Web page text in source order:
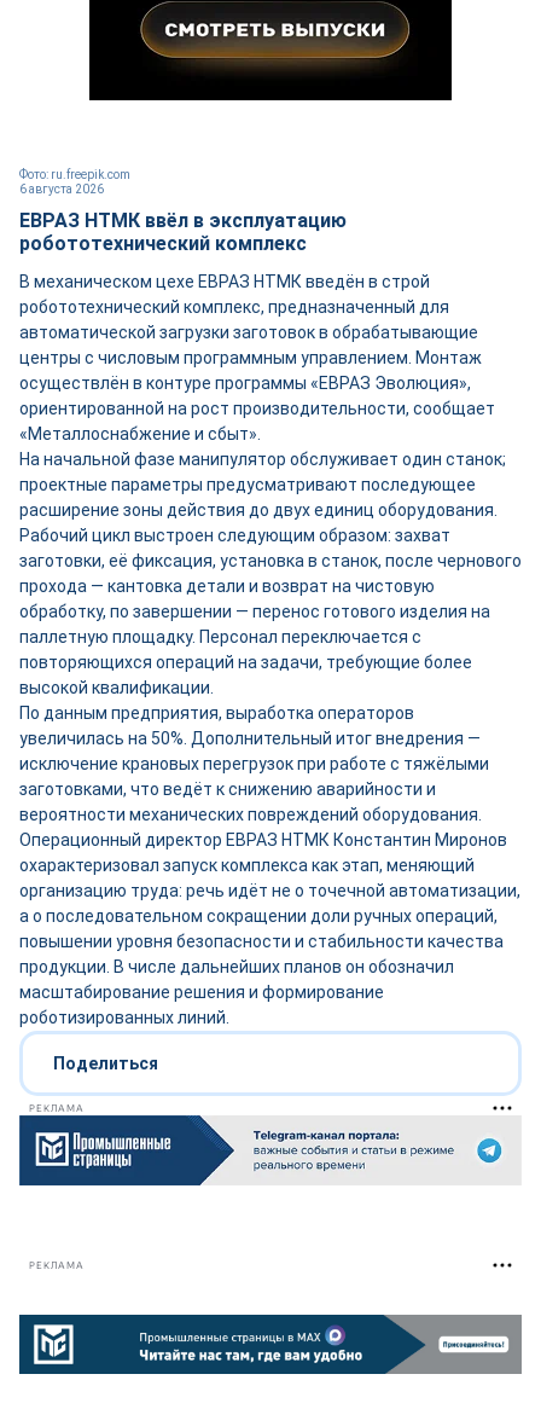
6 августа 2026
Фото: ru.freepik.com
ЕВРАЗ НТМК ввёл в эксплуатацию
робототехнический комплекс
В механическом цехе ЕВРАЗ НТМК введён в строй
робототехнический комплекс, предназначенный для
автоматической загрузки заготовок в обрабатывающие
центры с числовым программным управлением. Монтаж
осуществлён в контуре программы «ЕВРАЗ Эволюция»,
ориентированной на рост производительности, сообщает
«Металлоснабжение и сбыт».
На начальной фазе манипулятор обслуживает один станок;
проектные параметры предусматривают последующее
расширение зоны действия до двух единиц оборудования.
Рабочий цикл выстроен следующим образом: захват
заготовки, её фиксация, установка в станок, после чернового
прохода — кантовка детали и возврат на чистовую
обработку, по завершении — перенос готового изделия на
паллетную площадку. Персонал переключается с
повторяющихся операций на задачи, требующие более
высокой квалификации.
По данным предприятия, выработка операторов
увеличилась на 50%. Дополнительный итог внедрения —
исключение крановых перегрузок при работе с тяжёлыми
заготовками, что ведёт к снижению аварийности и
вероятности механических повреждений оборудования.
Операционный директор ЕВРАЗ НТМК Константин Миронов
охарактеризовал запуск комплекса как этап, меняющий
организацию труда: речь идёт не о точечной автоматизации,
а о последовательном сокращении доли ручных операций,
повышении уровня безопасности и стабильности качества
продукции. В числе дальнейших планов он обозначил
масштабирование решения и формирование
роботизированных линий.
Поделиться
РЕКЛАМА
РЕКЛАМА